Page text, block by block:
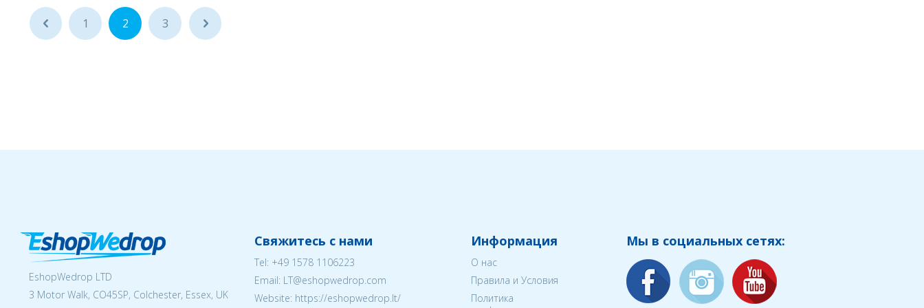
... 1 2 3 ...
EshopWedrop LTD
3 Motor Walk, CO45SP, Colchester, Essex, UK
Свяжитесь с нами
Tel: +49 1578 1106223
Email: LT@eshopwedrop.com
Website: https://eshopwedrop.lt/
Информация
О нас
Правила и Условия
Политика
Мы в социальных сетях: